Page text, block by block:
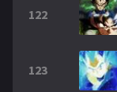
122
123